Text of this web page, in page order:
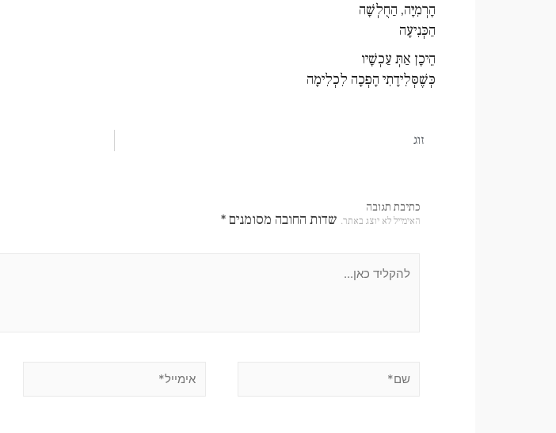
הָרְמִיָּה, הַחֻלְשָׁה
הַכְּנִיעָה
הֵיכָן אַתְּ עַכְשָׁיו
כְּשֶׁסְּלִידָתִי הָפְכָה לִכְלִימָה
זוג
כתיבת תגובה
האימייל לא יוצג באתר. שדות החובה מסומנים*